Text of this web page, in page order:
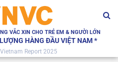
VẮC XIN CHO TRẺ EM & NGƯỜI LỚN
HÀNG ĐẦU VIỆT NAM *
Report 2025